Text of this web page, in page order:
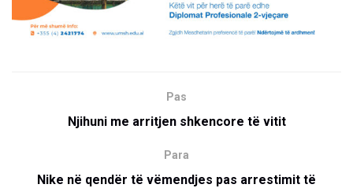
Pas
Njihuni me arritjen shkencore të vitit
Para
Nike në qendër të vëmendjes pas arrestimit të